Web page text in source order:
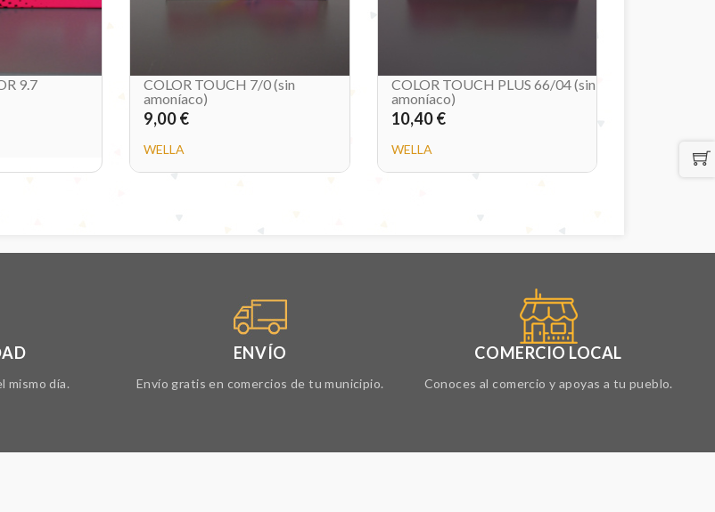
9.7
COLOR TOUCH 7/0 (sin
amoníaco)
9,00 €
WELLA
COLOR TOUCH PLUS 66/04 (sin
amoníaco)
10,40 €
WELLA
mismo día.
ENVÍO
Envío gratis en comercios de tu municipio.
COMERCIO LOCAL
Conoces al comercio y apoyas a tu pueblo.